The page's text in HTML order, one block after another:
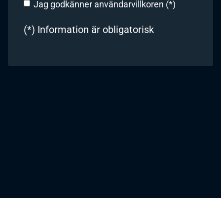
Jag godkänner användarvillkoren (*)
(*) Information är obligatorisk